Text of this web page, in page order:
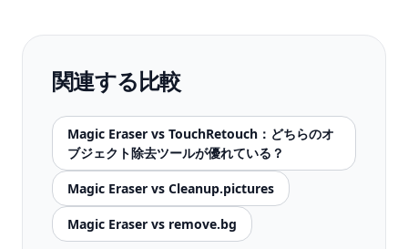
関連する比較
Magic Eraser vs TouchRetouch：どちらのオ
ブジェクト除去ツールが優れている？
Magic Eraser vs Cleanup.pictures
Magic Eraser vs remove.bg